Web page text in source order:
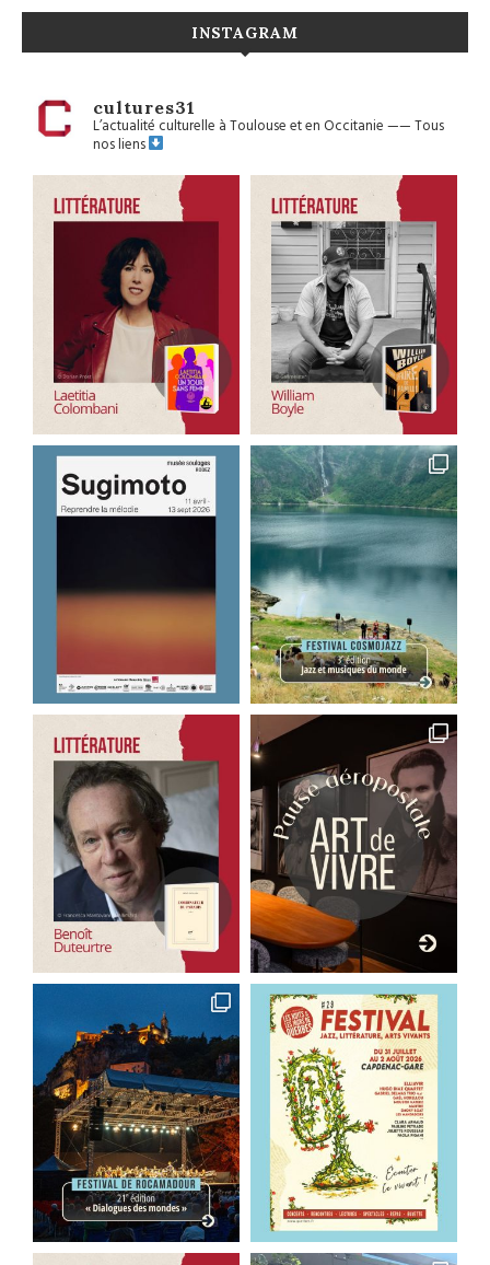
INSTAGRAM
cultures31
L’actualité culturelle à Toulouse et en Occitanie——Tous
nos liens